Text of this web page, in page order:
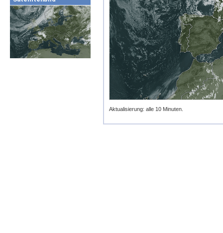
Aktualisierung: alle 10 Minuten.